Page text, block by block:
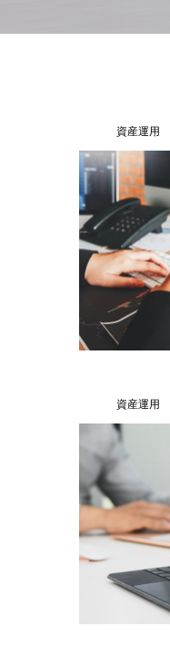
資産運用
資産運用